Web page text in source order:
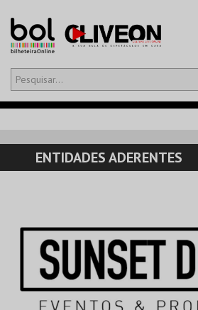
Olá,iniciar sessão
CARRINHO
EVENTOS
PRODUTOS
ENTIDADES ADERENTES